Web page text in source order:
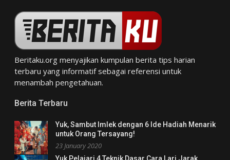
Beritaku.orgmenyajikan kumpulan berita tips harian
terbaru yang informatif sebagai referensi untuk
menambah pengetahuan.
Berita Terbaru
Yuk, Sambut Imlek dengan 6 Ide Hadiah Menarik
untuk Orang Tersayang!
23 January 2020
Yuk Pelajari 4 Teknik Dasar Cara Lari Jarak